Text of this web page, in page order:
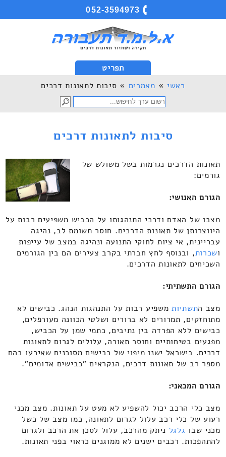
052-3594973
תפריט
ראשי » מאמרים » סיבות לתאונות דרכים
סיבות לתאונות דרכים
תאונות הדרכים נגרמות בשל משולש של
גורמים:
הגורם האנושי:
מצבו של האדם ודרכי התנהגותו על הכביש משפיעים רבות על
היווצרותן של תאונות הדרכים. חוסר תשומת לב, נהיגה
עבריינית, אי ציות לחוקי התנועה ונהיגה במצב של עייפות
ושכרות, ובנוסף לחץ חברתי בקרב צעירים הם בין הגורמים
השכיחים לתאונות הדרכים.
הגורם התשתיתי:
מצב התשתיותמשפיע רבות על התנהגות הנהג. כבישים לא
מתוחזקים, תמרורים לא ברורים ושלטי הכוונה מעורפלים,
כבישים ללא הפרדה בין נתיבים, כתמי שמן על הכביש,
מפגעים בטיחותיים וחוסר תאורה, עלולים לגרום לתאונות
דרכים. בישראל ישנו מיפוי של כבישים מסוכנים שאירעו בהם
מספר רב של תאונות דרכים, הנקראים "כבישים אדומים".
הגורם המכאני:
מצב כלי הרכב יכול להשפיע לא מעט על תאונות. מצב מכני
רעוע של כלי רכב עלול לגרום לתאונה, כמו מצב של כשל
מכני שבו גלגל ניתק מהרכב, עלול לסכן את הרכב ולגרום
להתהפכות. רכבים ישנים לא ממוגנים כראוי בפני תאונות.